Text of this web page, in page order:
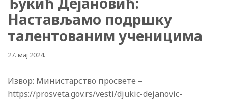
Настављамо подршку
талентованим ученицима
27. мај 2024.
Извор: Министарство просвете –
https://prosveta.gov.rs/vesti/djukic-dejanovic-